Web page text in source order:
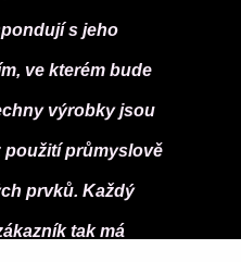
s jeho
ve kterém bude
výrobky jsou
použití průmyslově
prvků. Každý
tak má